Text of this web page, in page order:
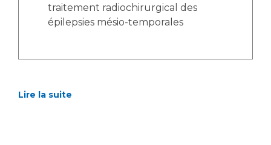
traitement radiochirurgical des
épilepsies mésio-temporales
Lire la suite